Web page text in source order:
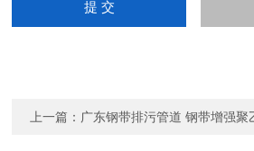
上一篇： 广东钢带排污管道 钢带增强聚